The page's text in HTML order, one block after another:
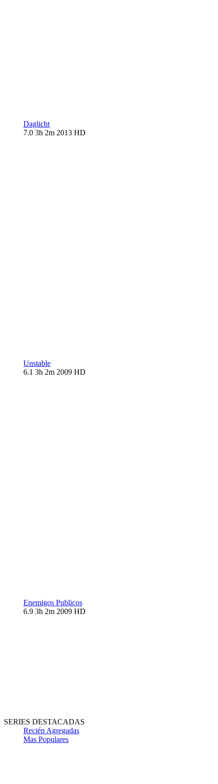
Daglicht
7.0 3h 2m 2013 HD
Unstable
6.1 3h 2m 2009 HD
Enemigos Publicos
6.9 3h 2m 2009 HD
SERIES DESTACADAS
Recién Agregadas
Mas Populares